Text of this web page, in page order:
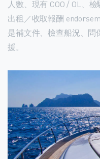
人數、現有 COO / OL、
出租／收取報酬
是補文件、檢查船況、問
援。